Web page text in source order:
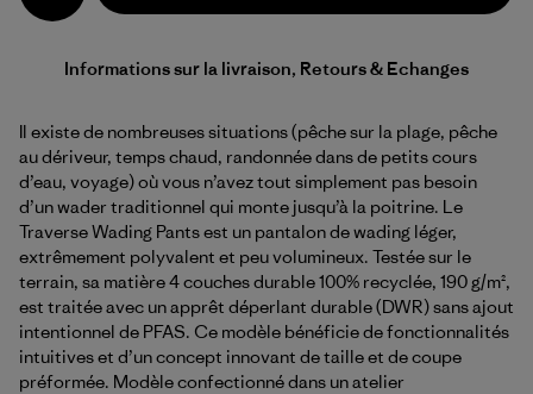
Informations sur la livraison, Retours & Echanges
Il existe de nombreuses situations (pêche sur la plage, pêche
au dériveur, temps chaud, randonnée dans de petits cours
d’eau, voyage) où vous n’avez tout simplement pas besoin
d’un wader traditionnel qui monte jusqu’à la poitrine. Le
Traverse Wading Pants est un pantalon de wading léger,
extrêmement polyvalent et peu volumineux. Testée sur le
terrain, sa matière 4 couches durable 100% recyclée, 190 g/m²,
est traitée avec un apprêt déperlant durable (DWR) sans ajout
intentionnel de PFAS. Ce modèle bénéficie de fonctionnalités
intuitives et d’un concept innovant de taille et de coupe
préformée. Modèle confectionné dans un atelier